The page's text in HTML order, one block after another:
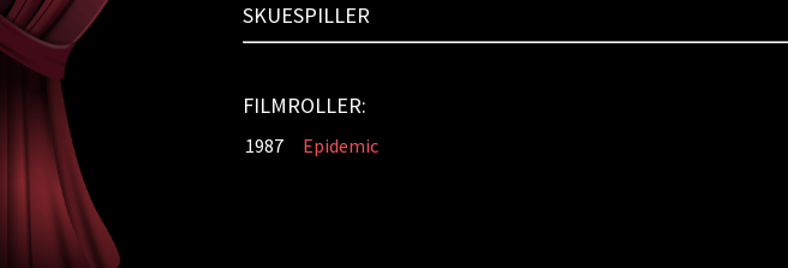
SKUESPILLER
FILMROLLER:
1987 Epidemic